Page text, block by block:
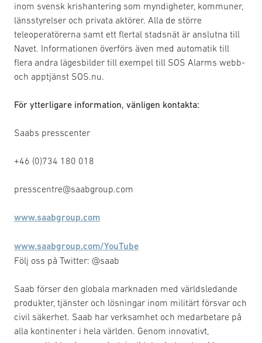
inom svensk krishantering som myndigheter, kommuner,
länsstyrelser och privata aktörer. Alla de större
teleoperatörerna samt ett flertal stadsnät är anslutna till
Navet. Informationen överförs även med automatik till
flera andra lägesbilder till exempel till SOS Alarms webb-
och apptjänst SOS.nu.
För ytterligare information, vänligen kontakta:
Saabs presscenter
+46 (0)734 180 018
presscentre@saabgroup.com
www.saabgroup.com
www.saabgroup.com/YouTube
Följ oss på Twitter: @saab
Saab förser den globala marknaden med världsledande
produkter, tjänster och lösningar inom militärt försvar och
civil säkerhet. Saab har verksamhet och medarbetare på
alla kontinenter i hela världen. Genom innovativt,